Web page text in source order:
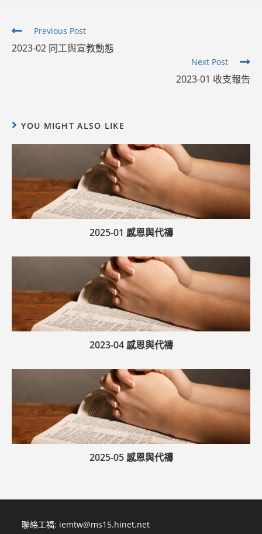
Read
articles
Previous Post
2023-02 同工與宣教動態
Next Post
2023-01 收支報告
YOU MIGHT ALSO LIKE
2025-01 感恩與代禱
2023-04 感恩與代禱
2025-05 感恩與代禱
聯絡工福: iemtw@ms15.hinet.net